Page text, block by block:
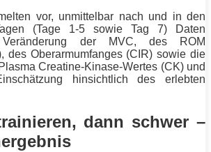
vor, unmittelbar nach und in den
(Tage 1-5 sowie Tag 7) Daten
der MVC, des ROM
des Oberarmumfanges (CIR) sowie die
Creatine-Kinase-Wertes (CK) und
hinsichtlich des erlebten
dann schwer –